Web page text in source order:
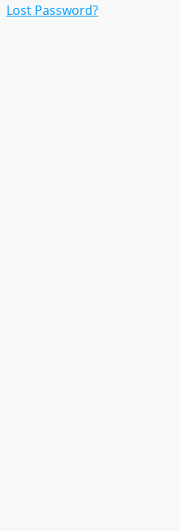
Lost Password?